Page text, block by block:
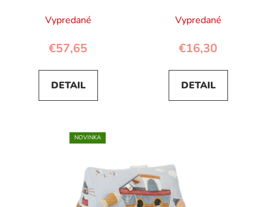
Vypredané
€57,65
DETAIL
Vypredané
€16,30
DETAIL
NOVINKA